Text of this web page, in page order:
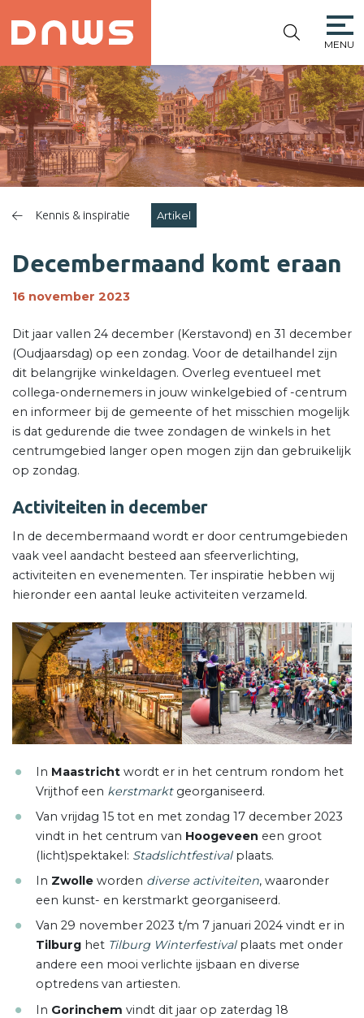
NIEUWE
WINKELSTRAAT
MENU
Kennis & inspiratie Artikel
Decembermaand komt eraan
16 november 2023
Dit jaar vallen 24 december (Kerstavond) en 31 december
(Oudjaarsdag) op een zondag. Voor de detailhandel zijn
dit belangrijke winkeldagen. Overleg eventueel met
collega-ondernemers in jouw winkelgebied of -centrum
en informeer bij de gemeente of het misschien mogelijk
is dat gedurende die twee zondagen de winkels in het
centrumgebied langer open mogen zijn dan gebruikelijk
op zondag.
Activiteiten in december
In de decembermaand wordt er door centrumgebieden
vaak veel aandacht besteed aan sfeerverlichting,
activiteiten en evenementen. Ter inspiratie hebben wij
hieronder een aantal leuke activiteiten verzameld.
In Maastrichtwordt er in het centrum rondom het
Vrijthof een kerstmarktgeorganiseerd.
Van vrijdag 15 tot en met zondag 17 december 2023
vindt in het centrum van Hoogeveen een groot
(licht)spektakel: Stadslichtfestivalplaats.
In Zwolleworden diverse activiteiten, waaronder
een kunst- en kerstmarkt georganiseerd.
Van 29 november 2023 t/m 7 januari 2024 vindt er in
Tilburghet Tilburg Winterfestivalplaats met onder
andere een mooi verlichte ijsbaan en diverse
optredens van artiesten.
In Gorinchem vindt dit jaar op zaterdag 18